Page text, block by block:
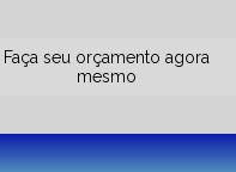
Faça seu orçamento agora
mesmo